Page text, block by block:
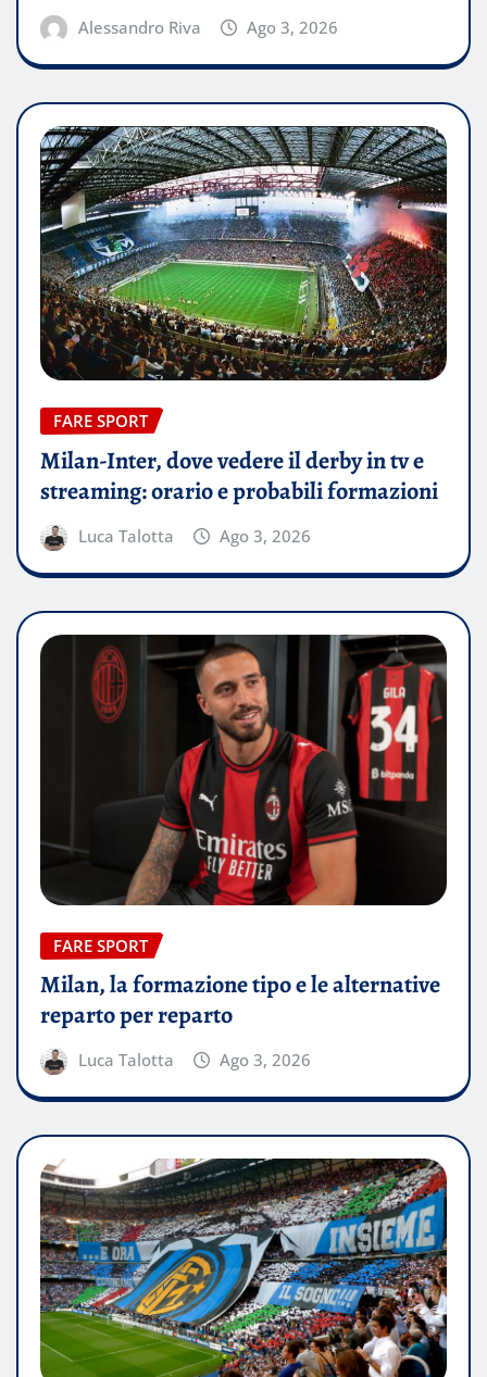
Alessandro Riva Ago 3, 2026
FARE SPORT
Milan-Inter, dove vedere il derby in tv e
streaming: orario e probabili formazioni
Luca Talotta Ago 3, 2026
FARE SPORT
Milan, la formazione tipo e le alternative
reparto per reparto
Luca Talotta Ago 3, 2026